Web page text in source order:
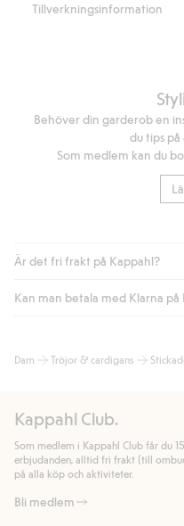
Tillverkningsinformation
Behöver din garderob en
du tips
Som medlem kan du
Är det fri frakt på Kappahl?
Är du medlem i Kappahl
automatik efter du loggat in
handlar för.
Läs mer
Kan man betala med Klarna på
bland annat faktura och
allmänna villkor.
Läs mer
Dam Tröjor & cardigans
Kappahl Club.
Som medlem i Kappahl Club får du
erbjudanden, alltid fri frakt (till
på alla köp och aktiviteter.
Bli medlem